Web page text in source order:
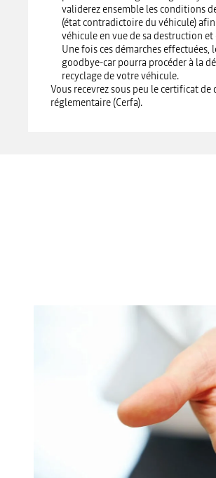
validerez ensemble les conditions
(état contradictoire du véhicule)
véhicule en vue de sa destruction et
Une fois ces démarches effectuées,
goodbye-car pourra procéder à la
recyclage de votre véhicule.
Vous recevrez sous peu le certificat
réglementaire (Cerfa).